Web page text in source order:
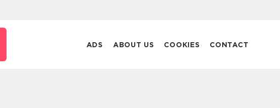
ADS ABOUT US COOKIES CONTACT